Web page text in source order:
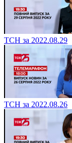
ТСН за 2022.08.29
ТСН за 2022.08.26